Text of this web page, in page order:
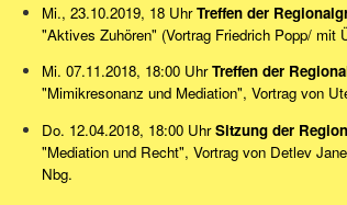
Mi., 23.10.2019, 18 UhrTreffen der
"Aktives Zuhören" (Vortrag Friedrich Popp/ mit
Mi. 07.11.2018, 18:00 UhrTreffen der
"Mimikresonanz und Mediation", Vortrag von
Do. 12.04.2018, 18:00 UhrSitzung der
"Mediation und Recht", Vortrag von Detlev
Nbg.